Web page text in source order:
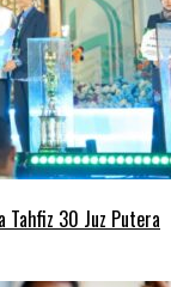
Tahfiz 30 Juz Putera